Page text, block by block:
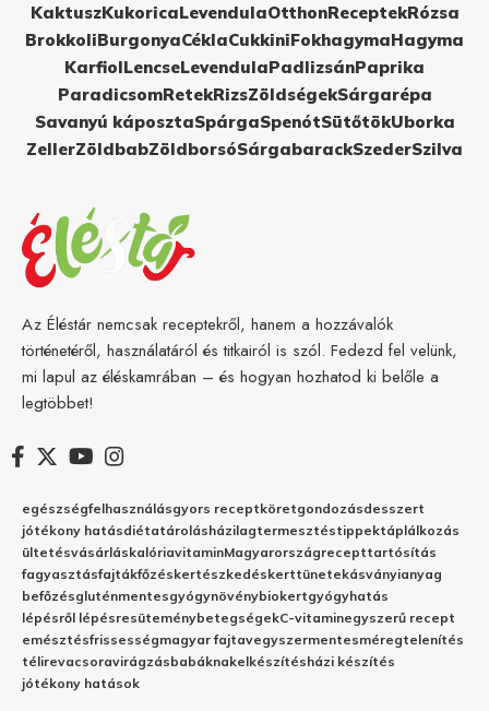
KaktuszKukoricaLevendulaOtthonReceptekRózsa
BrokkoliBurgonyaCéklaCukkiniFokhagymaHagyma
KarfiolLencseLevendulaPadlizsánPaprika
ParadicsomRetekRizsZöldségekSárgarépa
Savanyú káposztaSpárgaSpenótSütőtökUborka
ZellerZöldbabZöldborsóSárgabarackSzederSzilva
Az Éléstár nemcsak receptekről, hanem a hozzávalók
történetéről, használatáról és titkairól is szól. Fedezd fel velünk,
mi lapul az éléskamrában – és hogyan hozhatod ki belőle a
legtöbbet!
egészségfelhasználásgyors receptköretgondozásdesszert
jótékony hatásdiétatárolásházilagtermesztéstippektáplálkozás
ültetésvásárláskalóriavitaminMagyarországrecepttartósítás
fagyasztásfajtákfőzéskertészkedéskerttünetekásványianyag
befőzésgluténmentesgyógynövénybiokertgyógyhatás
lépésről lépésresüteménybetegségekC-vitaminegyszerű recept
emésztésfrissességmagyar fajtavegyszermentesméregtelenítés
télirevacsoravirágzásbabáknakelkészítésházi készítés
jótékony hatások